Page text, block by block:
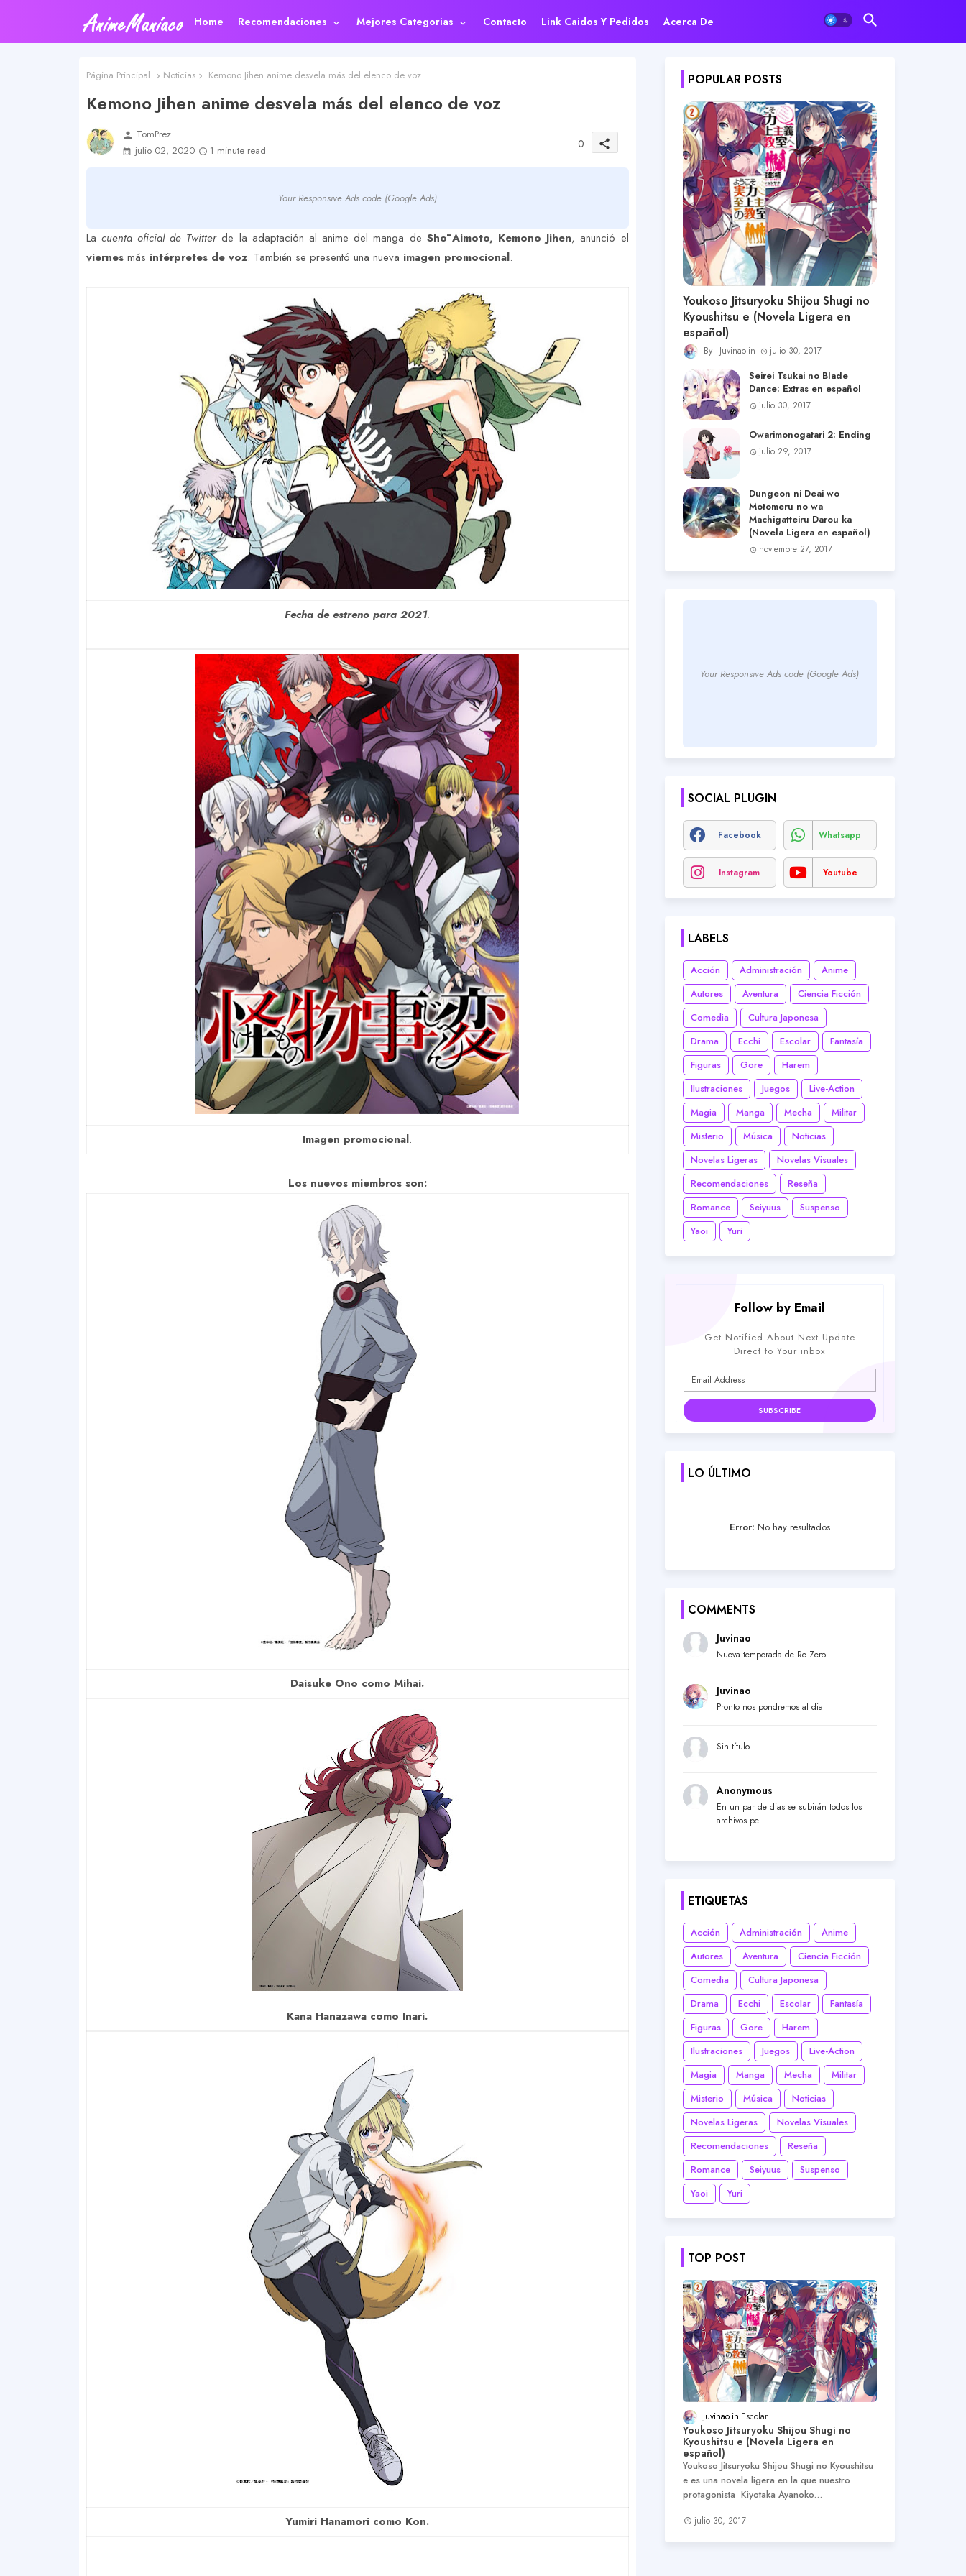
Home Recomendaciones Mejores Categorias Contacto Link Caidos Y Pedidos Acerca De
Página Principal Noticias Kemono Jihen anime desvela más del elenco de voz
Kemono Jihen anime desvela más del elenco de voz
person TomPrez
julio 02, 2020
1 minute read 0 share
Your Responsive Ads code (Google Ads)
La cuenta oficial de Twitterde la adaptación al anime del manga de Shō Aimoto, Kemono Jihen, anunció el
viernes más intérpretes de voz. También se presentó una nueva imagen promocional.
Fecha de estreno para 2021.
Imagen promocional.
Los nuevos miembros son:
Daisuke Ono como Mihai.
Kana Hanazawa como Inari.
Yumiri Hanamori como Kon.
POPULAR POSTS
Youkoso Jitsuryoku Shijou Shugi no
Kyoushitsu e (Novela Ligera en
español)
Juvinao julio 30, 2017
Seirei Tsukai no Blade
Dance: Extras en español
julio 30, 2017
Owarimonogatari 2: Ending
julio 29, 2017
Dungeon ni Deai wo
Motomeru no wa
Machigatteiru Darou ka
(Novela Ligera en español)
noviembre 27, 2017
Your Responsive Ads code (Google Ads)
SOCIAL PLUGIN
Facebook Whatsapp
Instagram Youtube
LABELS
Acción Administración
Anime
Autores
Aventura
Ciencia Ficción
Comedia
Cultura Japonesa
Drama
Ecchi Escolar
Fantasía
Figuras
Gore
Harem
Ilustraciones
Juegos
Live-Action
Magia
Manga Mecha
Militar
Misterio
Música
Noticias
Novelas Ligeras
Novelas Visuales
Recomendaciones
Reseña
Romance
Seiyuus
Suspenso
Yaoi
Yuri
Follow by Email
Get Notified About Next Update
Direct to Your inbox
LO ÚLTIMO
Error: No hay resultados
COMMENTS
Juvinao
Nueva temporada de Re Zero
Juvinao
Pronto nos pondremos al dia
Sin título
Anonymous
En un par de dias se subirán todos los
archivos pe...
ETIQUETAS
Acción Administración
Anime
Autores
Aventura
Ciencia Ficción
Comedia
Cultura Japonesa
Drama
Ecchi Escolar
Fantasía
Figuras
Gore
Harem
Ilustraciones
Juegos
Live-Action
Magia
Manga Mecha
Militar
Misterio
Música
Noticias
Novelas Ligeras
Novelas Visuales
Recomendaciones
Reseña
Romance
Seiyuus
Suspenso
Yaoi
Yuri
TOP POST
Juvinao Escolar
Youkoso Jitsuryoku Shijou Shugi no
Kyoushitsu e (Novela Ligera en
español)
Youkoso Jitsuryoku Shijou Shugi no Kyoushitsu
e es una novela ligera en la que nuestro
protagonista Kiyotaka Ayanoko…
julio 30, 2017